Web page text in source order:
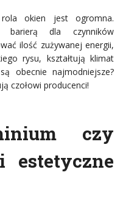
okien jest ogromna.
dla czynników
ilość zużywanej energii,
rysu, kształtują klimat
obecnie najmodniejsze?
czołowi producenci!
czy
estetyczne